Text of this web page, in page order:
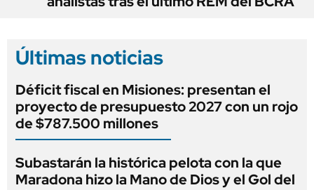
Últimas noticias
Déficit fiscal en Misiones: presentan el
proyecto de presupuesto 2027 con un rojo
de $787.500 millones
Subastarán la histórica pelota con la que
Maradona hizo la Mano de Dios y el Gol del